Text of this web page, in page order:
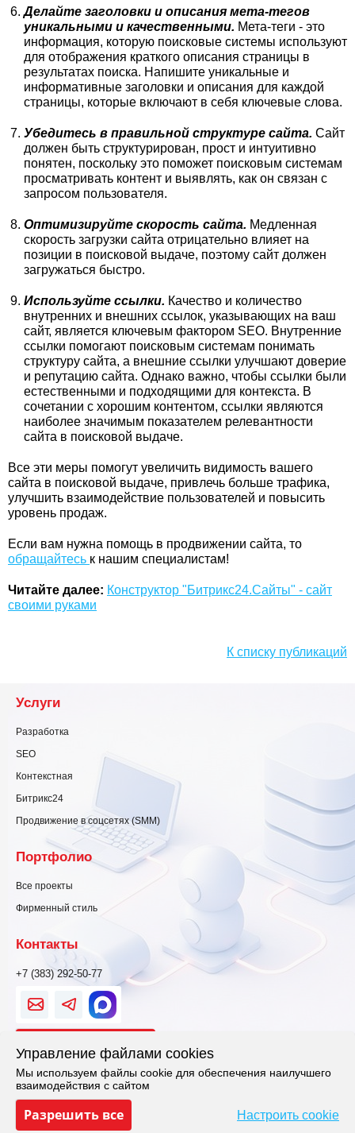
Делайте заголовки и описания мета-тегов
уникальными и качественными. Мета-теги - это
информация, которую поисковые системы используют
для отображения краткого описания страницы в
результатах поиска. Напишите уникальные и
информативные заголовки и описания для каждой
страницы, которые включают в себя ключевые слова.
Убедитесь в правильной структуре сайта. Сайт
должен быть структурирован, прост и интуитивно
понятен, поскольку это поможет поисковым системам
просматривать контент и выявлять, как он связан с
запросом пользователя.
Оптимизируйте скорость сайта. Медленная
скорость загрузки сайта отрицательно влияет на
позиции в поисковой выдаче, поэтому сайт должен
загружаться быстро.
Используйте ссылки. Качество и количество
внутренних и внешних ссылок, указывающих на ваш
сайт, является ключевым фактором SEO. Внутренние
ссылки помогают поисковым системам понимать
структуру сайта, а внешние ссылки улучшают доверие
и репутацию сайта. Однако важно, чтобы ссылки были
естественными и подходящими для контекста. В
сочетании с хорошим контентом, ссылки являются
наиболее значимым показателем релевантности
сайта в поисковой выдаче.
Все эти меры помогут увеличить видимость вашего
сайта в поисковой выдаче, привлечь больше трафика,
улучшить взаимодействие пользователей и повысить
уровень продаж.
Если вам нужна помощь в продвижении сайта, то
обращайтесь к нашим специалистам!
Читайте далее: Конструктор "Битрикс24.Сайты" - сайт
своими руками
К списку публикаций
Услуги
Разработка
SEO
Контекстная
Битрикс24
Продвижение в соцсетях (SMM)
Портфолио
Все проекты
Фирменный стиль
Контакты
+7 (383) 292-50-77
Свяжитесь
Политика конфиденциальности
Политика использования cookie
Регистрация в Роскомнадзор
Управление файлами cookies
Мы используем файлы cookie для обеспечения наилучшего
взаимодействия с сайтом
Разрешить все Настроить cookie